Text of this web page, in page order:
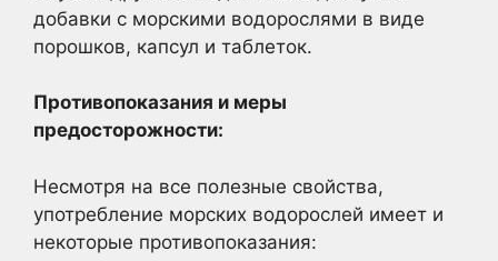
добавки с морскими водорослями в виде
порошков, капсул и таблеток.
Противопоказания и меры
предосторожности:
Несмотря на все полезные свойства,
употребление морских водорослей имеет и
некоторые противопоказания: